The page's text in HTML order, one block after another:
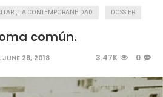
LA CONTEMPORANEIDAD DOSSIER
común.
JUNE 28, 2018 3.47K 0